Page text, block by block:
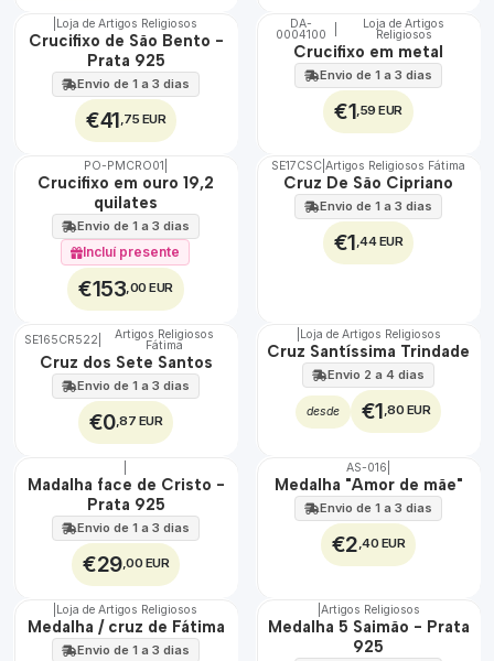
🇵🇹
Loja de Artigos Religiosos
Crucifixo de São Bento -
Prata 925
Envio de 1 a 3 dias
€41,75 EUR
DA-
0004100
Loja de Artigos
Religiosos
Crucifixo em metal
Envio de 1 a 3 dias
€1,59 EUR
🇵🇹
PO-PMCRO01
Crucifixo em ouro 19,2
quilates
Envio de 1 a 3 dias
Incluí presente
€153,00 EUR
TOP
SE17CSC |Artigos Religiosos Fátima
Cruz De São Cipriano
Envio de 1 a 3 dias
€1,44 EUR
SE165CR522 Artigos Religiosos
Fátima
Cruz dos Sete Santos
Envio de 1 a 3 dias
€0,87 EUR
Loja de Artigos Religiosos
Cruz Santíssima Trindade
Envio 2 a 4 dias
desde €1,80 EUR
🇵🇹
Madalha face de Cristo -
Prata 925
Envio de 1 a 3 dias
€29,00 EUR
ÁGUA
AS-016
Medalha "Amor de mãe"
Envio de 1 a 3 dias
€2,40 EUR
Loja de Artigos Religiosos
Medalha / cruz de Fátima
Envio de 1 a 3 dias
🇵🇹
Artigos Religiosos
Medalha 5 Saimão - Prata
925